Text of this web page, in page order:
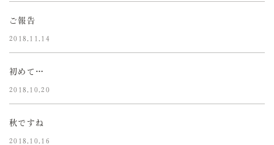
ご報告
2018.11.14
初めて…
2018.10.20
秋ですね
2018.10.16